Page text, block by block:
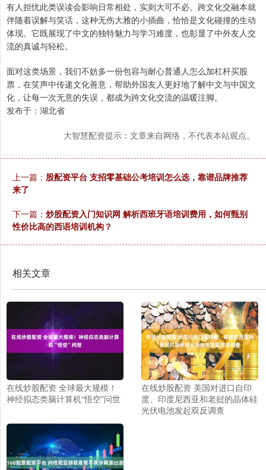
有人担忧此类误读会影响日常相处，实则大可不必。跨文化交融本就
伴随着误解与笑话，这种无伤大雅的小插曲，恰恰是文化碰撞的生动
体现。它既展现了中文的独特魅力与学习难度，也彰显了中外友人交
流的真诚与轻松。
面对这类场景，我们不妨多一份包容与耐心普通人怎么加杠杆买股
票，在笑声中传递文化善意，帮助外国友人更好地了解中文与中国文
化，让每一次无意的失误，都成为跨文化交流的温暖注脚。
发布于：湖北省
大智慧配资提示：文章来自网络，不代表本站观点。
上一篇： 股配资平台 支招零基础公考培训怎么选，靠谱品牌推荐
来了
下一篇： 炒股配资入门知识网 解析西班牙语培训费用，如何甄别
性价比高的西语培训机构？
相关文章
在线炒股配资 全球最大规模！
神经拟态类脑计算机“悟空”问世
在线炒股配资 美国对进口自印
度、印度尼西亚和老挝的晶体硅
光伏电池发起双反调查